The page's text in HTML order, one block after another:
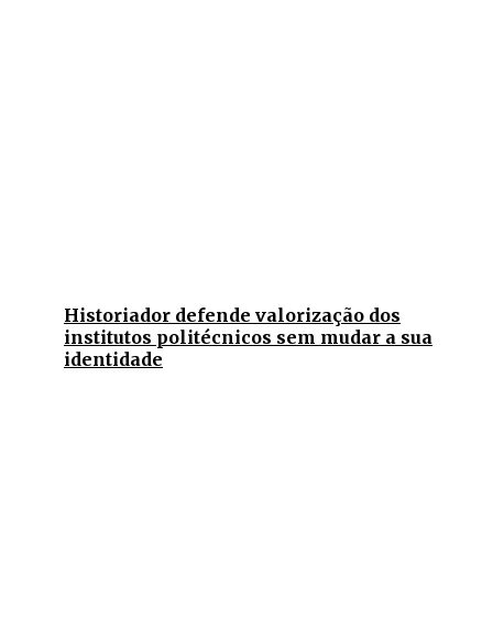
Historiador defende valorização dos
institutos politécnicos sem mudar a sua
identidade